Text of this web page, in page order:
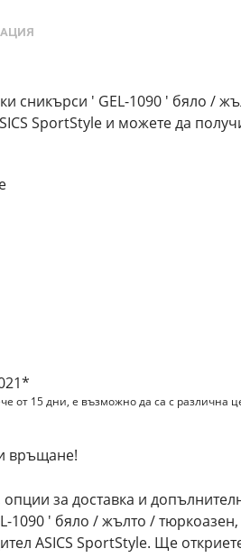
сникърси ' GEL-1090 ' бяло /
SportStyle и можете да
от 15 дни, е възможно да са с различна
връщане!
за доставка и
1090 ' бяло / жълто / тюркоазен,
ASICS SportStyle. Ще